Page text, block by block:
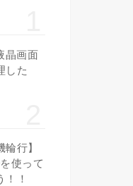
晶画面
した
輪行】
使って
！！